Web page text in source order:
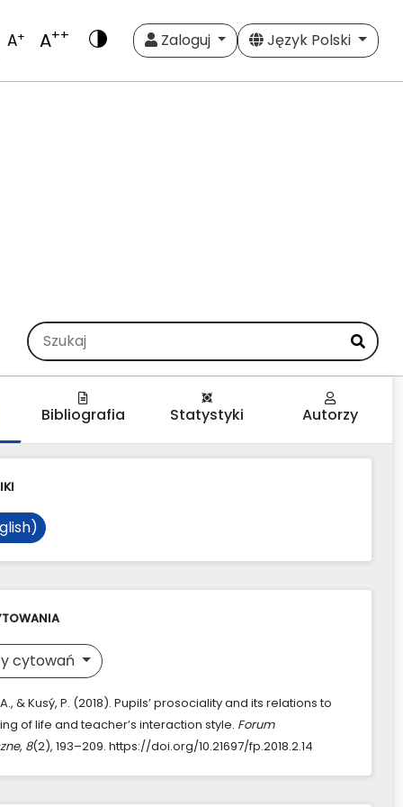
A+ A++ Zaloguj Język Polski
Bibliografia Statystyki Autorzy
cytowań
& Kusý, P. (2018). Pupils’ prosociality and its relations to
of life and teacher’s interaction style. Forum
, 8(2), 193–209. https://doi.org/10.21697/fp.2018.2.14